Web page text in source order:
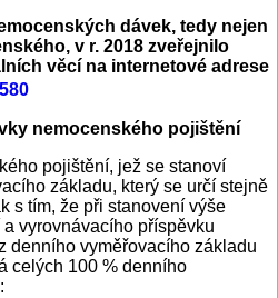
dávek, tedy nejen
v r. 2018 zveřejnilo
věcí na internetové adrese
nemocenského pojištění
pojištění, jež se stanoví
základu, který se určí stejně
s tím, že při stanovení výše
vyrovnávacího příspěvku
denního vyměřovacího základu
celých 100 % denního